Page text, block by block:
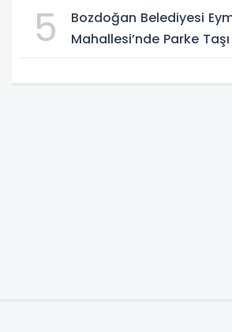
5
Bozdoğan Belediyesi
Mahallesi’nde Parke